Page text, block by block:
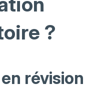
?
révision